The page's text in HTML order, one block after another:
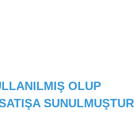
OLUP
SUNULMUŞTUR